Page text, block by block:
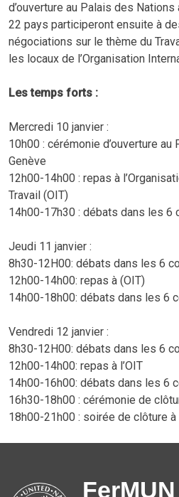
d’ouverture au Palais des
22 pays participeront ensuite à
négociations sur le thème du
les locaux de l’Organisation
Les temps forts :
Mercredi 10 janvier :
10h00 : cérémonie d’ouverture
Genève
12h00-14h00 : repas à
Travail (OIT)
14h00-17h30 : débats dans les 6
Jeudi 11 janvier :
8h30-12H00: débats dans les 6
12h00-14h00: repas à (OIT)
14h00-18h00: débats dans les 6
Vendredi 12 janvier :
8h30-12H00: débats dans les 6
12h00-14h00: repas à l’OIT
14h00-16h00: débats dans les 6
16h30-18h00 : cérémonie de
18h00-21h00 : soirée de clôture à
FerMUN